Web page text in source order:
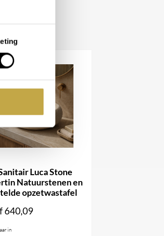
Luca Stone
Natuurstenen en
opzetwastafel
640,09
in